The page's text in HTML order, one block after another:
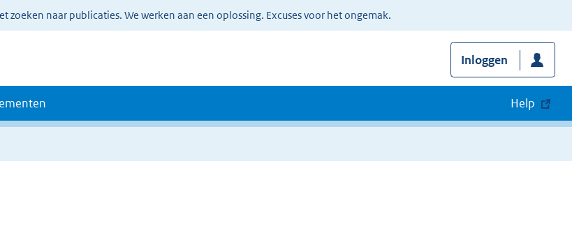
zoeken naar publicaties. We werken aan een oplossing. Excuses voor het ongemak.
Inloggen
Help